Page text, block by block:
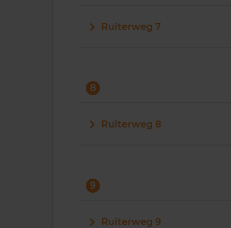
Ruiterweg 7
8
Ruiterweg 8
9
Ruiterweg 9